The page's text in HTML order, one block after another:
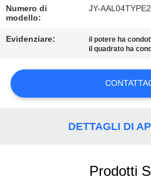
NOTIZIE
CHIEDI
Numero di
modello:
JY-
Evidenziare: il potere ha
il quadrato ha
DETTAGLI DI
Prodotti